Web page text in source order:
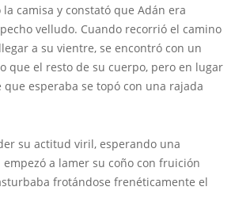
camisa y constató que Adán era
velludo. Cuando recorrió el camino
a su vientre, se encontró con un
que el resto de su cuerpo, pero en lugar
esperaba se topó con una rajada
su actitud viril, esperando una
empezó a lamer su coño con fruición
frotándose frenéticamente el